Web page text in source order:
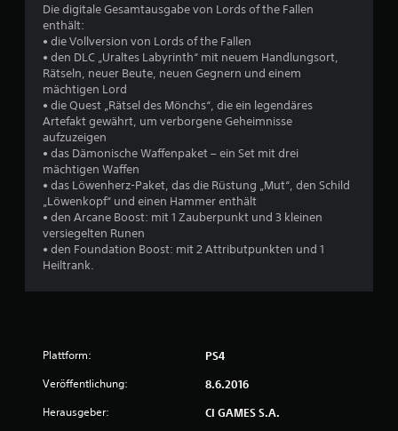
t
n
Die digitale Gesamtausgabe von Lords of the Fallen
enthält:
• die Vollversion von Lords of the Fallen
• den DLC „Uraltes Labyrinth“ mit neuem Handlungsort,
Rätseln, neuer Beute, neuen Gegnern und einem
mächtigen Lord
• die Quest „Rätsel des Mönchs“, die ein legendäres
Artefakt gewährt, um verborgene Geheimnisse
aufzuzeigen
• das Dämonische Waffenpaket – ein Set mit drei
mächtigen Waffen
• das Löwenherz-Paket, das die Rüstung „Mut“, den Schild
„Löwenkopf“ und einen Hammer enthält
• den Arcane Boost: mit 1 Zauberpunkt und 3 kleinen
versiegelten Runen
• den Foundation Boost: mit 2 Attributpunkten und 1
Heiltrank.
Plattform: PS4
Veröffentlichung: 8.6.2016
Herausgeber: CI GAMES S.A.